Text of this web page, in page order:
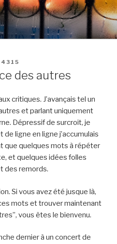
des autres
critiques. J’avançais tel un
et parlant uniquement
Dépressif de surcroit, je
de ligne en ligne j’accumulais
que quelques mots à répéter
et quelques idées folles
des remords.
Si vous avez été jusque là,
mots et trouver maintenant
vous êtes le bienvenu.
dernier à un concert de